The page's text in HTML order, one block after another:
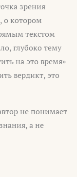
зрения
о котором
текстом
глубоко тему
на это время»
вердикт, это
не понимает
а не